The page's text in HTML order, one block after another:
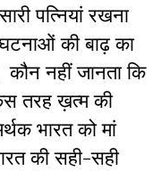
पत्नियां रखना
की बाढ़ का
नहीं जानता कि
तरह ख़त्म की
भारत को मां
की सही-सही